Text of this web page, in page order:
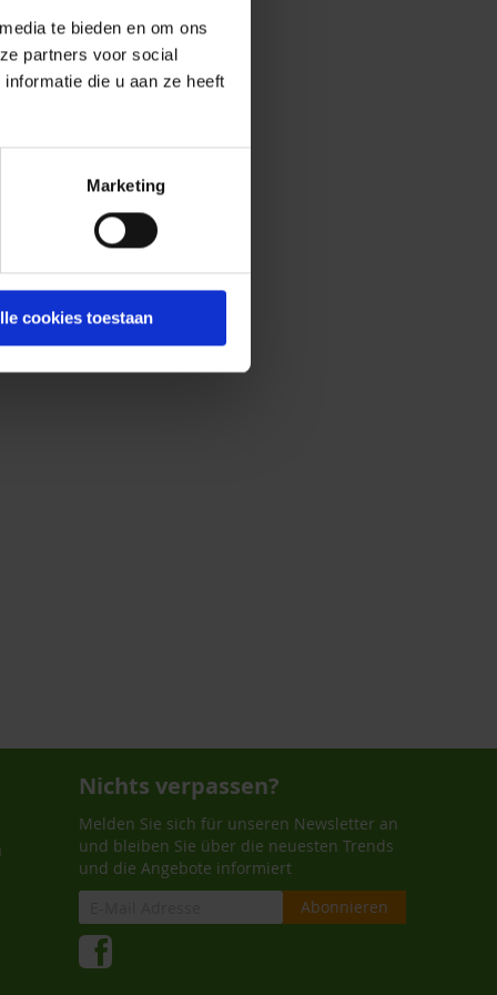
te bieden en om ons
partners voor social
die u aan ze heeft
Marketing
cookies toestaan
Nichts verpassen?
Melden Sie sich für unseren Newsletter an
und bleiben Sie über die neuesten Trends
und die Angebote informiert
Abonnieren